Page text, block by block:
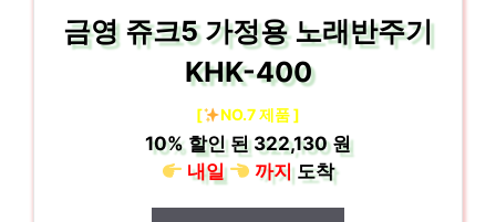
금영 쥬크5 가정용 노래반주기
KHK-400
[ NO.7 제품 ]
10%할인 된322,130 원
내일
까지도착